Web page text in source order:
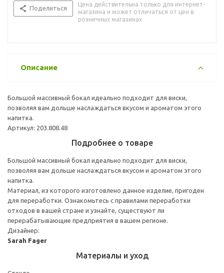
Поделиться
Цена действительна только для интернет-
магазина и может отличаться от цен в
розничных магазинах
Описание
Большой массивный бокал идеально подходит для виски,
позволяя вам дольше наслаждаться вкусом и ароматом этого
напитка.
Артикул: 203.808.48
Подробнее о товаре
Большой массивный бокал идеально подходит для виски,
позволяя вам дольше наслаждаться вкусом и ароматом этого
напитка.
Материал, из которого изготовлено данное изделие, пригоден
для переработки. Ознакомьтесь с правилами переработки
отходов в вашей стране и узнайте, существуют ли
перерабатывающие предприятия в вашем регионе.
Дизайнер:
Sarah Fager
Материалы и уход